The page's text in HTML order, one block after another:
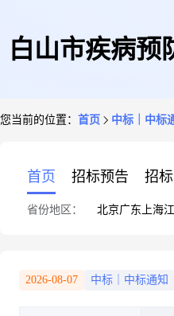
白山市疾病预
您当前的位置： 首页 中标｜中标
首页 招标预告 招
省份地区： 北京广东 上海
2026-08-07 中标｜中标通知